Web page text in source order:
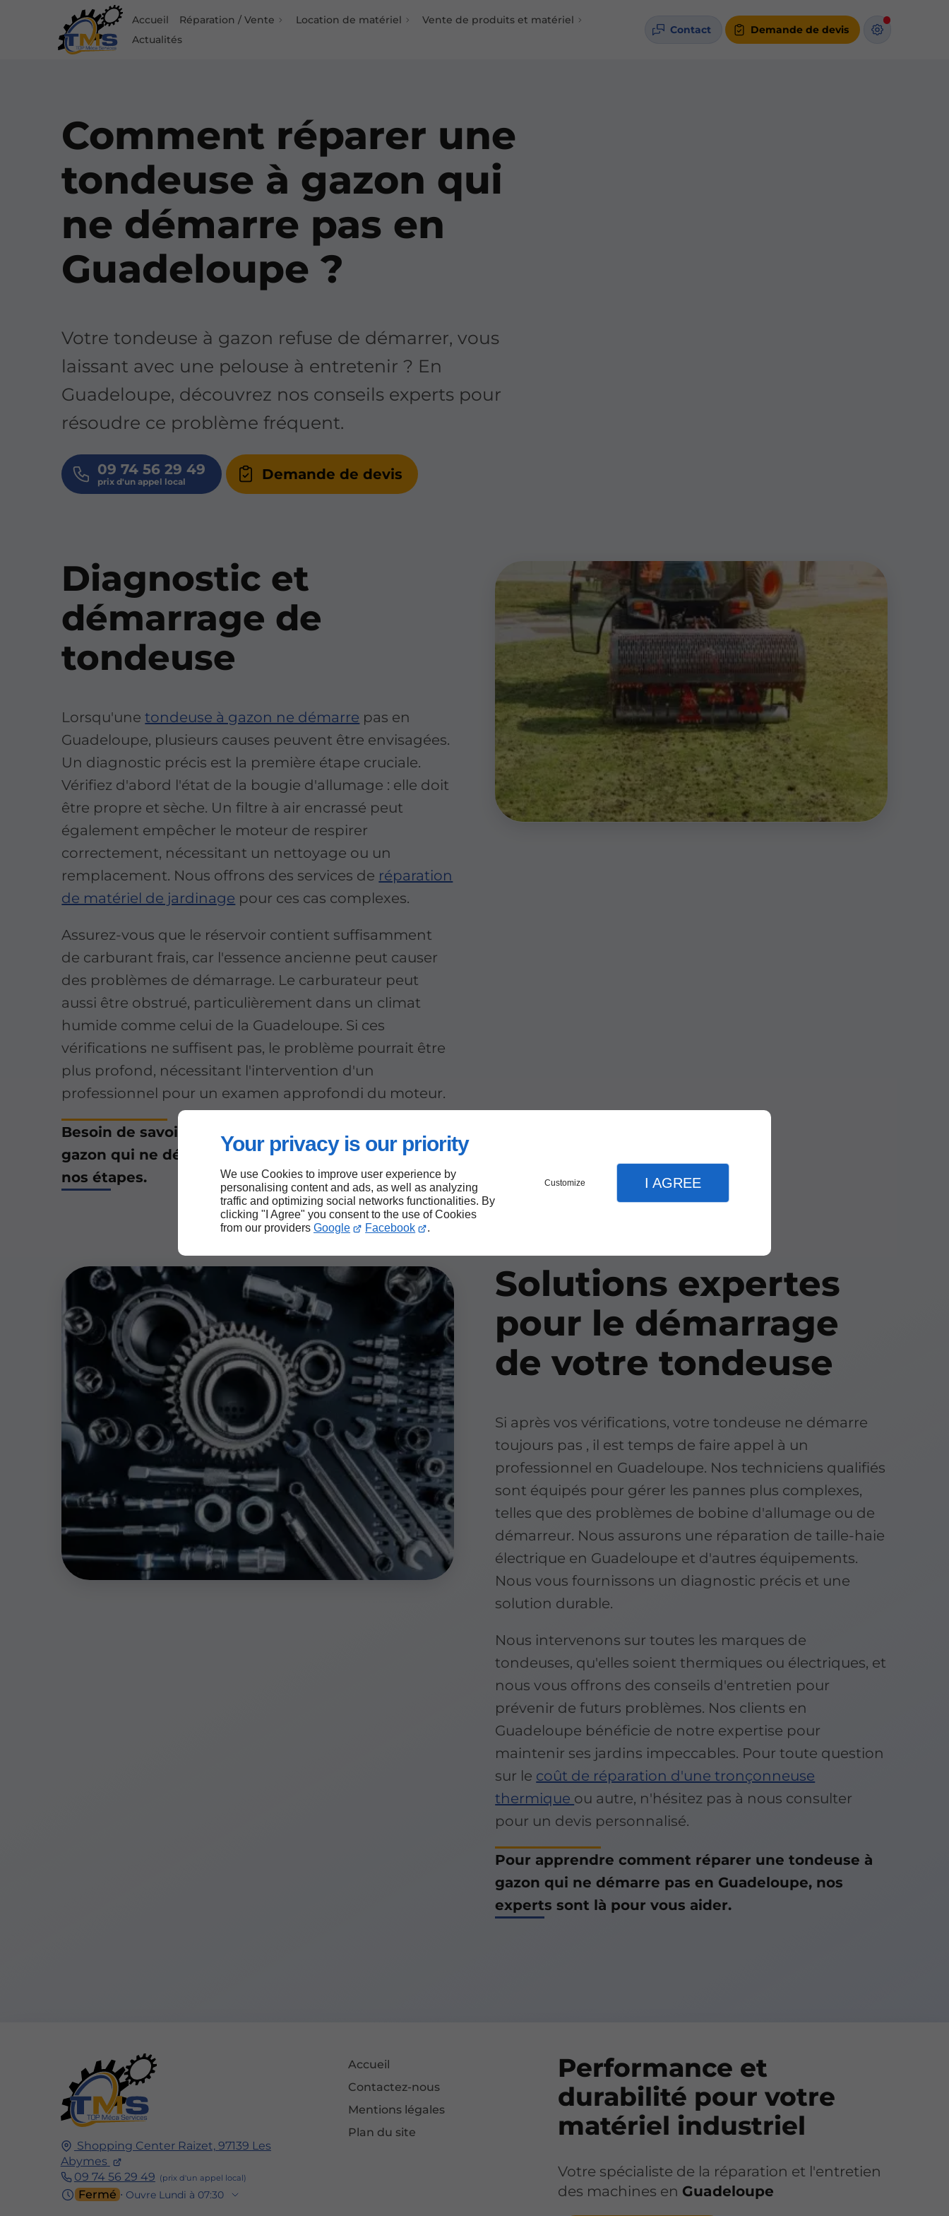
Your privacy is our priority
We use Cookies to improve user experience by
personalising content and ads, as well as analyzing
traffic and optimizing social networks functionalities. By
clicking "I Agree" you consent to the use of Cookies
from our providers Google Facebook .
Customize I AGREE
Accueil Réparation / Vente Location de matériel
Vente de produits et matériel
Actualités
Contact Demande de devis
Comment réparer une
tondeuse à gazon qui
ne démarre pas en
Guadeloupe ?
Votre tondeuse à gazon refuse de démarrer, vous
laissant avec une pelouse à entretenir ? En
Guadeloupe, découvrez nos conseils experts pour
résoudre ce problème fréquent.
09 74 56 29 49 Demande de devis
Diagnostic et
démarrage de
tondeuse
Lorsqu'unetondeuse à gazon ne démarre pas en
Guadeloupe, plusieurs causes peuvent être envisagées.
Un diagnostic précis est la première étape cruciale.
Vérifiez d'abord l'état de la bougie d'allumage : elle doit
être propre et sèche. Un filtre à air encrassé peut
également empêcher le moteur de respirer
correctement, nécessitant un nettoyage ou un
remplacement. Nous offrons des services de réparation
de matériel de jardinage pour ces cas complexes.
Assurez-vous que le réservoir contient suffisamment
de carburant frais, car l'essence ancienne peut causer
des problèmes de démarrage. Le carburateur peut
aussi être obstrué, particulièrement dans un climat
humide comme celui de la Guadeloupe. Si ces
vérifications ne suffisent pas, le problème pourrait être
plus profond, nécessitant l'intervention d'un
professionnel pour un examen approfondi du moteur.
Besoin de savoir comment réparer une tondeuse à
gazon qui ne démarre pas en Guadeloupe ? Suivez
nos étapes.
Solutions expertes
pour le démarrage
de votre tondeuse
Si après vos vérifications, votre tondeuse ne démarre
toujours pas , il est temps de faire appel à un
professionnel en Guadeloupe. Nos techniciens qualifiés
sont équipés pour gérer les pannes plus complexes,
telles que des problèmes de bobine d'allumage ou de
démarreur. Nous assurons une réparation de taille-haie
électrique en Guadeloupe et d'autres équipements.
Nous vous fournissons un diagnostic précis et une
solution durable.
Nous intervenons sur toutes les marques de
tondeuses, qu'elles soient thermiques ou électriques, et
nous vous offrons des conseils d'entretien pour
prévenir de futurs problèmes. Nos clients en
Guadeloupe bénéficie de notre expertise pour
maintenir ses jardins impeccables. Pour toute question
sur le coût de réparation d'une tronçonneuse
thermique ou autre, n'hésitez pas à nous consulter
pour un devis personnalisé.
Pour apprendre comment réparer une tondeuse à
gazon qui ne démarre pas en Guadeloupe, nos
experts sont là pour vous aider.
Shopping Center Raizet, 97139 Les
Abymes
09 74 56 29 49
Fermé ⋅ Ouvre Lundi à 07:30
Accueil
Contactez-nous
Mentions légales
Plan du site
Performance et
durabilité pour votre
matériel industriel
Votre spécialiste de la réparation et l'entretien
des machines en Guadeloupe